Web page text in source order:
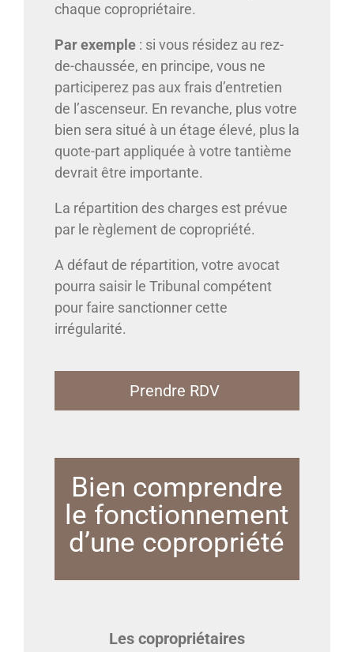
chaque copropriétaire.
Par exemple : si vous résidez au rez-
de-chaussée, en principe, vous ne
participerez pas aux frais d’entretien
de l’ascenseur. En revanche, plus votre
bien sera situé à un étage élevé, plus la
quote-part appliquée à votre tantième
devrait être importante.
La répartition des charges est prévue
par le règlement de copropriété.
A défaut de répartition, votre avocat
pourra saisir le Tribunal compétent
pour faire sanctionner cette
irrégularité.
Prendre RDV
Bien comprendre
le fonctionnement
d’une copropriété
Les copropriétaires